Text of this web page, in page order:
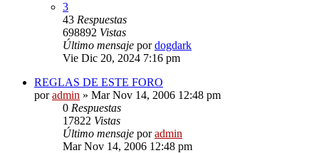
3
43 Respuestas
698892 Vistas
Último mensaje pordogdark
Vie Dic 20, 2024 7:16 pm
REGLAS DE ESTE FORO
poradmin » Mar Nov 14, 2006 12:48 pm
0 Respuestas
17822 Vistas
Último mensaje poradmin
Mar Nov 14, 2006 12:48 pm